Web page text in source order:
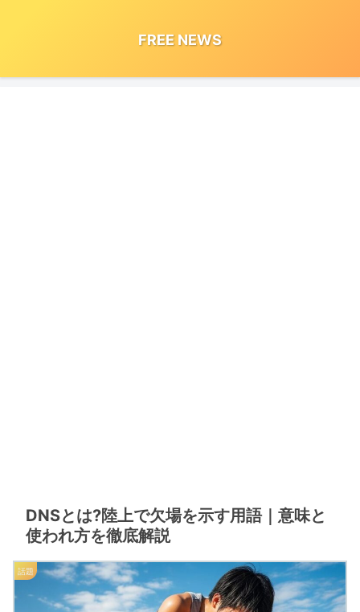
FREE NEWS
DNSとは?陸上で欠場を示す用語｜意味と
使われ方を徹底解説
話題